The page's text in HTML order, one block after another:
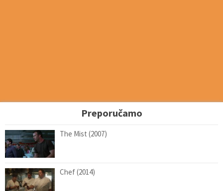
Preporučamo
The Mist (2007)
Chef (2014)